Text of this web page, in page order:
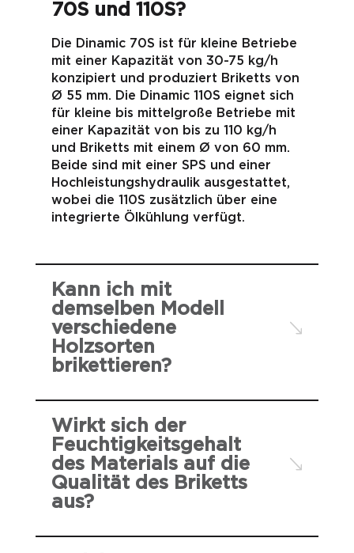
70S und 110S?
Die Dinamic 70S ist für kleine Betriebe
mit einer Kapazität von 30-75 kg/h
konzipiert und produziert Briketts von
Ø 55 mm. Die Dinamic 110S eignet sich
für kleine bis mittelgroße Betriebe mit
einer Kapazität von bis zu 110 kg/h
und Briketts mit einem Ø von 60 mm.
Beide sind mit einer SPS und einer
Hochleistungshydraulik ausgestattet,
wobei die 110S zusätzlich über eine
integrierte Ölkühlung verfügt.
Kann ich mit
demselben Modell
verschiedene
Holzsorten
brikettieren?
Wirkt sich der
Feuchtigkeitsgehalt
des Materials auf die
Qualität des Briketts
aus?